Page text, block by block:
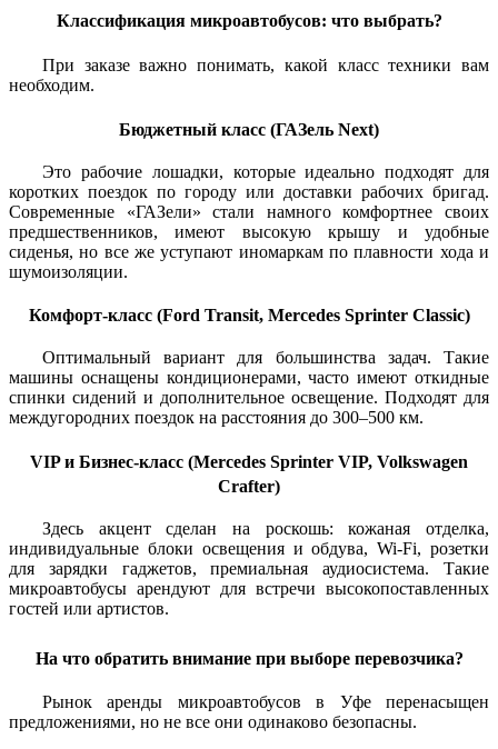
Классификация микроавтобусов: что выбрать?
При заказе важно понимать, какой класс техники вам
необходим.
Бюджетный класс (ГАЗель Next)
Это рабочие лошадки, которые идеально подходят для
коротких поездок по городу или доставки рабочих бригад.
Современные «ГАЗели» стали намного комфортнее своих
предшественников, имеют высокую крышу и удобные
сиденья, но все же уступают иномаркам по плавности хода и
шумоизоляции.
Комфорт-класс (Ford Transit, Mercedes Sprinter Classic)
Оптимальный вариант для большинства задач. Такие
машины оснащены кондиционерами, часто имеют откидные
спинки сидений и дополнительное освещение. Подходят для
междугородних поездок на расстояния до 300–500 км.
VIP и Бизнес-класс (Mercedes Sprinter VIP, Volkswagen
Crafter)
Здесь акцент сделан на роскошь: кожаная отделка,
индивидуальные блоки освещения и обдува, Wi-Fi, розетки
для зарядки гаджетов, премиальная аудиосистема. Такие
микроавтобусы арендуют для встречи высокопоставленных
гостей или артистов.
На что обратить внимание при выборе перевозчика?
Рынок аренды микроавтобусов в Уфе перенасыщен
предложениями, но не все они одинаково безопасны.